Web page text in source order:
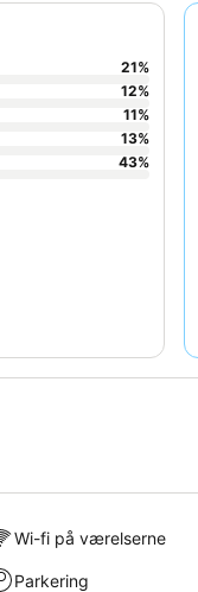
21%
12%
11%
13%
43%
Wi-fi på værelserne
Parkering